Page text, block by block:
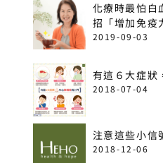
化療時最怕
招「增加免疫
2019-09-03
有這６大症狀
2018-07-04
注意這些小信
2018-12-06